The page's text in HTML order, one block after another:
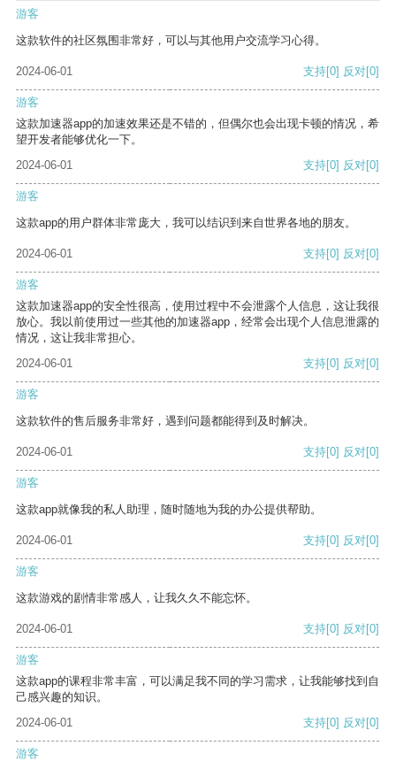
游客
这款软件的社区氛围非常好，可以与其他用户交流学习心得。
2024-06-01 支持[0] 反对[0]
游客
这款加速器app的加速效果还是不错的，但偶尔也会出现卡顿的情况，希
望开发者能够优化一下。
2024-06-01
支持[0] 反对[0]
游客
这款app的用户群体非常庞大，我可以结识到来自世界各地的朋友。
2024-06-01 支持[0] 反对[0]
游客
这款加速器app的安全性很高，使用过程中不会泄露个人信息，这让我很
放心。我以前使用过一些其他的加速器app，经常会出现个人信息泄露的
情况，这让我非常担心。
2024-06-01
支持[0] 反对[0]
游客
这款软件的售后服务非常好，遇到问题都能得到及时解决。
2024-06-01 支持[0] 反对[0]
游客
这款app就像我的私人助理，随时随地为我的办公提供帮助。
2024-06-01 支持[0] 反对[0]
游客
这款游戏的剧情非常感人，让我久久不能忘怀。
2024-06-01 支持[0] 反对[0]
游客
这款app的课程非常丰富，可以满足我不同的学习需求，让我能够找到自
己感兴趣的知识。
2024-06-01
支持[0] 反对[0]
游客